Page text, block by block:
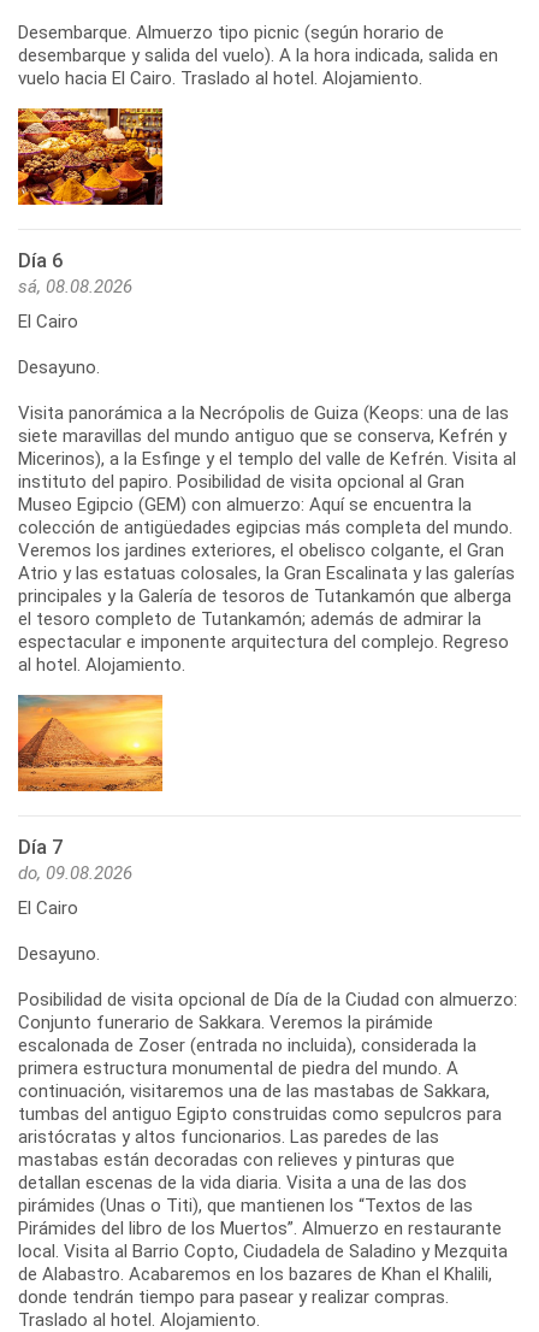
Desembarque. Almuerzo tipo picnic (según horario de
desembarque y salida del vuelo). A la hora indicada, salida en
vuelo hacia El Cairo. Traslado al hotel. Alojamiento.
Día 6
sá, 08.08.2026
El Cairo
Desayuno.
Visita panorámica a la Necrópolis de Guiza (Keops: una de las
siete maravillas del mundo antiguo que se conserva, Kefrén y
Micerinos), a la Esfinge y el templo del valle de Kefrén. Visita al
instituto del papiro. Posibilidad de visita opcional al Gran
Museo Egipcio (GEM) con almuerzo: Aquí se encuentra la
colección de antigüedades egipcias más completa del mundo.
Veremos los jardines exteriores, el obelisco colgante, el Gran
Atrio y las estatuas colosales, la Gran Escalinata y las galerías
principales y la Galería de tesoros de Tutankamón que alberga
el tesoro completo de Tutankamón; además de admirar la
espectacular e imponente arquitectura del complejo. Regreso
al hotel. Alojamiento.
Día 7
do, 09.08.2026
El Cairo
Desayuno.
Posibilidad de visita opcional de Día de la Ciudad con almuerzo:
Conjunto funerario de Sakkara. Veremos la pirámide
escalonada de Zoser (entrada no incluida), considerada la
primera estructura monumental de piedra del mundo. A
continuación, visitaremos una de las mastabas de Sakkara,
tumbas del antiguo Egipto construidas como sepulcros para
aristócratas y altos funcionarios. Las paredes de las
mastabas están decoradas con relieves y pinturas que
detallan escenas de la vida diaria. Visita a una de las dos
pirámides (Unas o Titi), que mantienen los “Textos de las
Pirámides del libro de los Muertos”. Almuerzo en restaurante
local. Visita al Barrio Copto, Ciudadela de Saladino y Mezquita
de Alabastro. Acabaremos en los bazares de Khan el Khalili,
donde tendrán tiempo para pasear y realizar compras.
Traslado al hotel. Alojamiento.